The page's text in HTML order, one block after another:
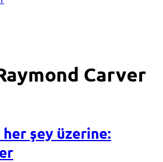
Carver
şey üzerine: